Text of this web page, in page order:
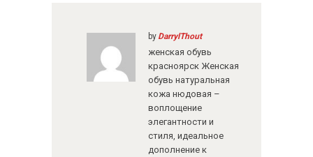
by DarrylThout
женская обувь
красноярскЖенская
обувь натуральная
кожа нюдовая –
воплощение
элегантности и
стиля, идеальное
дополнение к